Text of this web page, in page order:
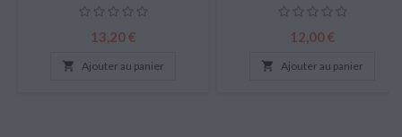
Prix
13,20 €
 Ajouter au panier
Prix
12,00 €
 Ajouter au panier